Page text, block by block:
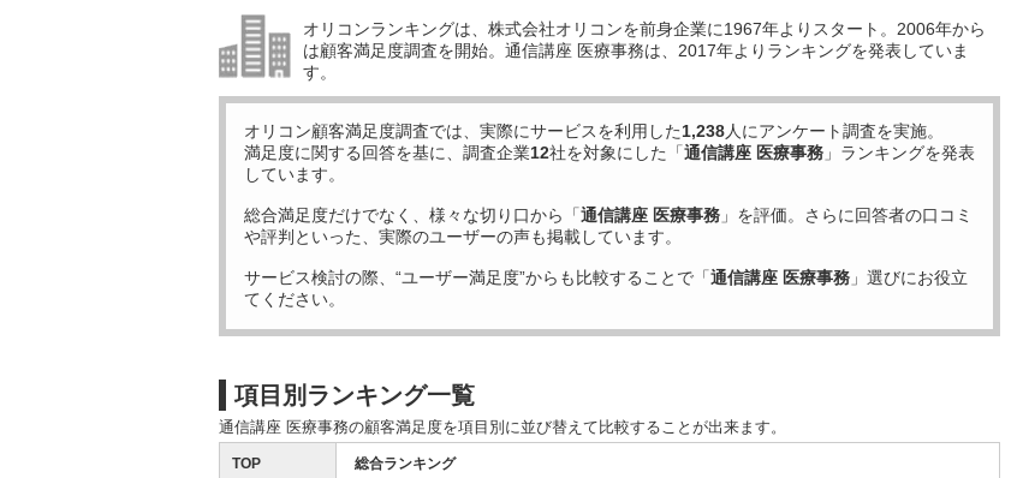
オリコンランキングは、株式会社オリコンを前身企業に1967年よりスタート。2006年から
は顧客満足度調査を開始。通信講座 医療事務は、2017年よりランキングを発表していま
す。
オリコン顧客満足度調査では、実際にサービスを利用した1,238人にアンケート調査を実施。
満足度に関する回答を基に、調査企業12社を対象にした「通信講座 医療事務 」ランキングを発表
しています。
総合満足度だけでなく、様々な切り口から「通信講座 医療事務 」を評価。さらに回答者の口コミ
や評判といった、実際のユーザーの声も掲載しています。
サービス検討の際、“ユーザー満足度”からも比較することで「通信講座 医療事務 」選びにお役立
てください。
項目別ランキング一覧
通信講座 医療事務の顧客満足度を項目別に並び替えて比較することが出来ます。
TOP 総合ランキング